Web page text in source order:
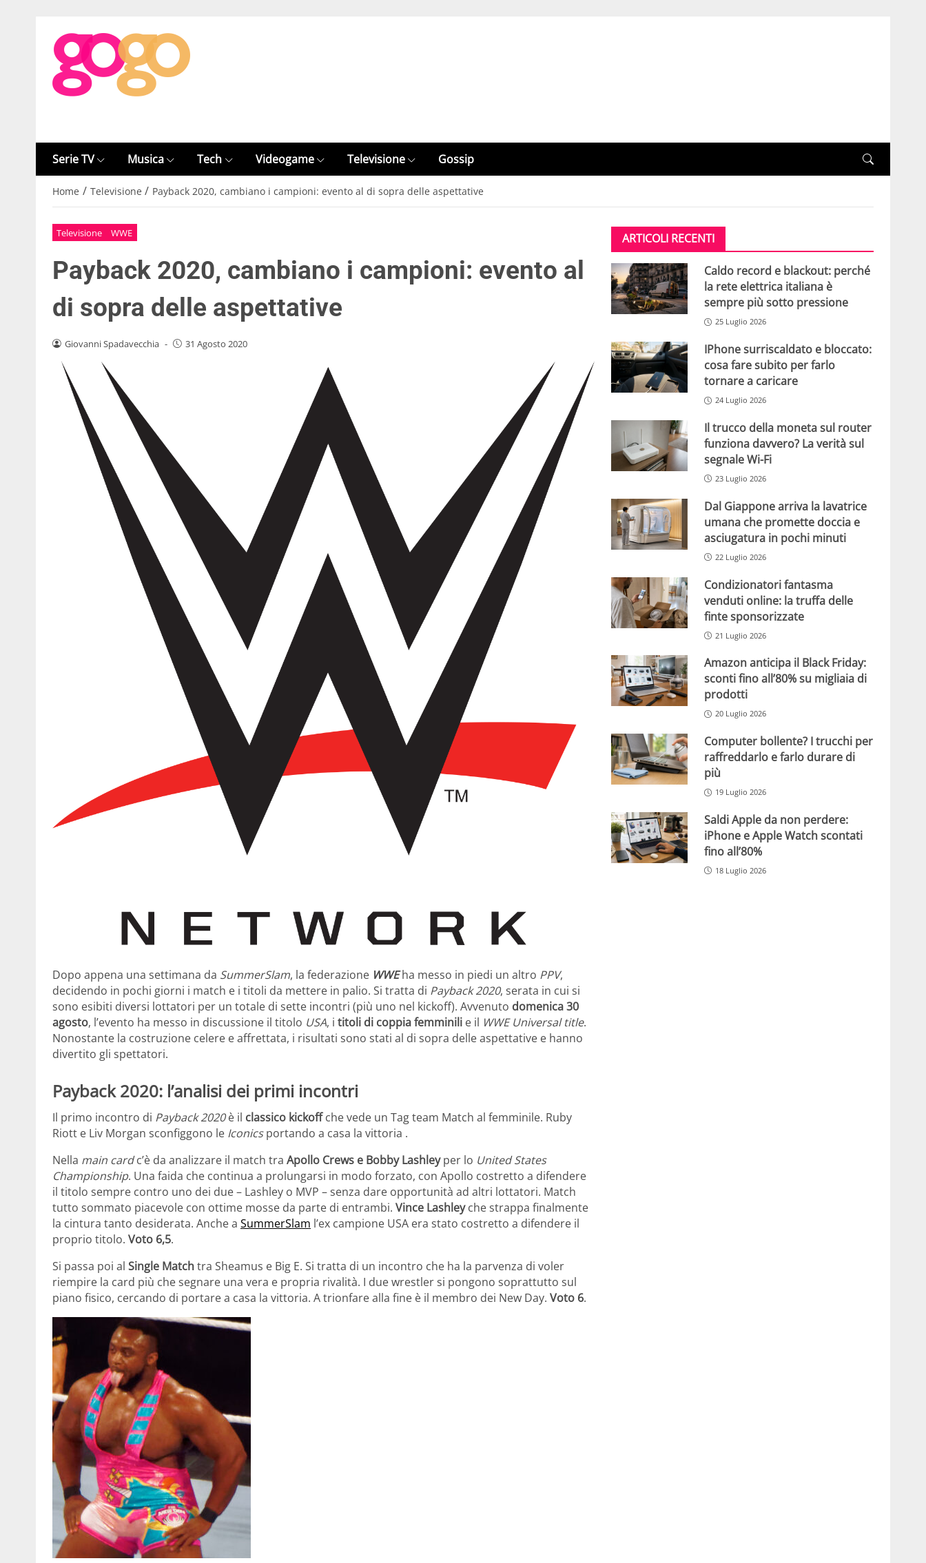
Serie TV Musica Tech Videogame Televisione Gossip
Home / Televisione / Payback 2020, cambiano i campioni: evento al di sopra delle aspettative
Televisione WWE
Payback 2020, cambiano i campioni: evento al
di sopra delle aspettative
Giovanni Spadavecchia - 31 Agosto 2020
Dopo appena una settimana da SummerSlam, la federazione WWEha messo in piedi un altro PPV,
decidendo in pochi giorni i match e i titoli da mettere in palio. Si tratta di Payback 2020, serata in cui si
sono esibiti diversi lottatori per un totale di sette incontri (più uno nel kickoff). Avvenuto domenica 30
agosto, l’evento ha messo in discussione il titolo USA, i titoli di coppia femminili e il WWE Universal title.
Nonostante la costruzione celere e affrettata, i risultati sono stati al di sopra delle aspettative e hanno
divertito gli spettatori.
Payback 2020: l’analisi dei primi incontri
Il primo incontro di Payback 2020è il classico kickoffche vede un Tag team Match al femminile. Ruby
Riott e Liv Morgan sconfiggono le Iconicsportando a casa la vittoria .
Nella main cardc’è da analizzare il match tra Apollo Crews e Bobby Lashleyper lo United States
Championship. Una faida che continua a prolungarsi in modo forzato, con Apollo costretto a difendere
il titolo sempre contro uno dei due – Lashley o MVP – senza dare opportunità ad altri lottatori. Match
tutto sommato piacevole con ottime mosse da parte di entrambi. Vince Lashleyche strappa finalmente
la cintura tanto desiderata. Anche a SummerSlam l’ex campione USA era stato costretto a difendere il
proprio titolo. Voto 6,5.
Si passa poi al Single Matchtra Sheamus e Big E. Si tratta di un incontro che ha la parvenza di voler
riempire la card più che segnare una vera e propria rivalità. I due wrestler si pongono soprattutto sul
piano fisico, cercando di portare a casa la vittoria. A trionfare alla fine è il membro dei New Day. Voto 6.
ARTICOLI RECENTI
Caldo record e blackout: perché
la rete elettrica italiana è
sempre più sotto pressione
25 Luglio 2026
IPhone surriscaldato e bloccato:
cosa fare subito per farlo
tornare a caricare
24 Luglio 2026
Il trucco della moneta sul router
funziona davvero? La verità sul
segnale Wi-Fi
23 Luglio 2026
Dal Giappone arriva la lavatrice
umana che promette doccia e
asciugatura in pochi minuti
22 Luglio 2026
Condizionatori fantasma
venduti online: la truffa delle
finte sponsorizzate
21 Luglio 2026
Amazon anticipa il Black Friday:
sconti fino all’80% su migliaia di
prodotti
20 Luglio 2026
Computer bollente? I trucchi per
raffreddarlo e farlo durare di
più
19 Luglio 2026
Saldi Apple da non perdere:
iPhone e Apple Watch scontati
fino all’80%
18 Luglio 2026